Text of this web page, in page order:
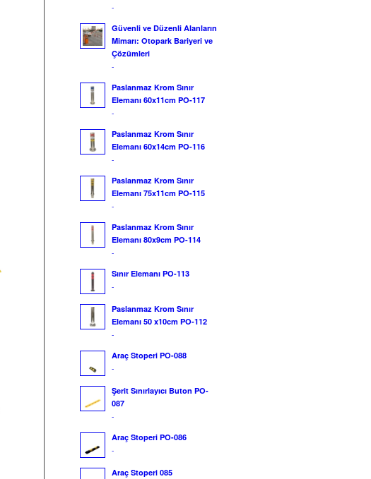
-
Güvenli ve Düzenli Alanların
Mimarı: Otopark Bariyeri ve
Çözümleri
-
Paslanmaz Krom Sınır
Elemanı 60x11cm PO-117
-
Paslanmaz Krom Sınır
Elemanı 60x14cm PO-116
-
Paslanmaz Krom Sınır
Elemanı 75x11cm PO-115
-
Paslanmaz Krom Sınır
Elemanı 80x9cm PO-114
-
Sınır Elemanı PO-113
-
Paslanmaz Krom Sınır
Elemanı 50 x10cm PO-112
-
Araç Stoperi PO-088
-
Şerit Sınırlayıcı Buton PO-
087
-
Araç Stoperi PO-086
-
Araç Stoperi 085